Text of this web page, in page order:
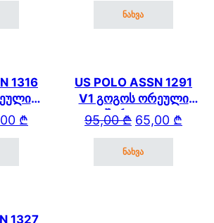
ნახვა
1316
price was: 90,00 ₾.
₾
price is: 60,00 ₾.
US POLO ASSN 1291
V1 გოგოს ორეული
შარვლით
95,00₾ Original price
65,00 ₾
Current price is:
ნახვა
1327